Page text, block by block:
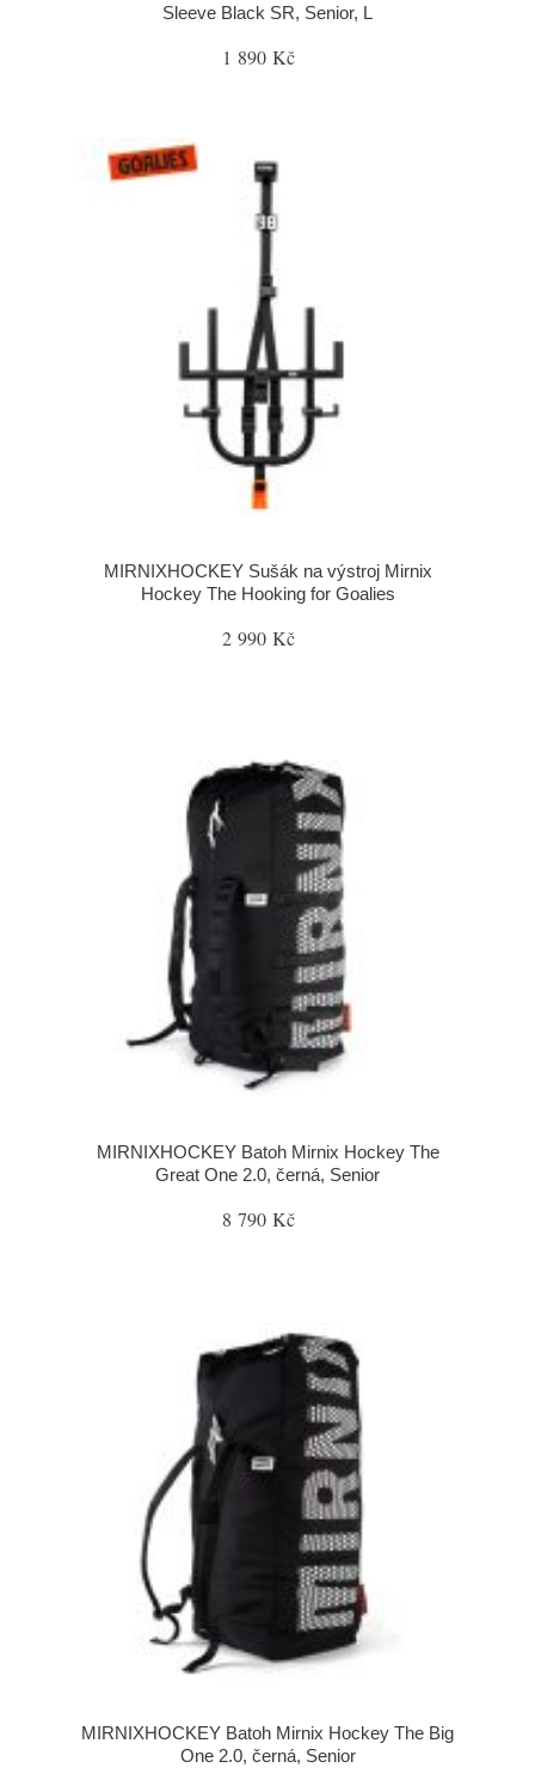
Sleeve Black SR, Senior, L
1 890 Kč
MIRNIXHOCKEY Sušák na výstroj Mirnix
Hockey The Hooking for Goalies
2 990 Kč
MIRNIXHOCKEY Batoh Mirnix Hockey The
Great One 2.0, černá, Senior
8 790 Kč
MIRNIXHOCKEY Batoh Mirnix Hockey The Big
One 2.0, černá, Senior